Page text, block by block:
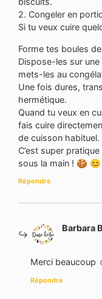
2. Congeler en
Si tu veux cuire
Forme tes boules
Dispose-les sur
mets-les au
Une fois dures,
hermétique.
Quand tu veux en
fais cuire
de cuisson habituel.
C’est super
sous la main ! 🍪 😊
Répondre
Barbara
Merci beaucoup
Répondre